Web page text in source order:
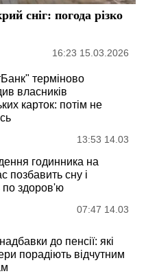
сніг: погода різко
16:23 15.03.2026
терміново
власників
карток: потім не
13:53 14.03
годинника на
позбавить сну і
по здоров'ю
07:47 14.03
до пенсії: які
порадіють відчутним